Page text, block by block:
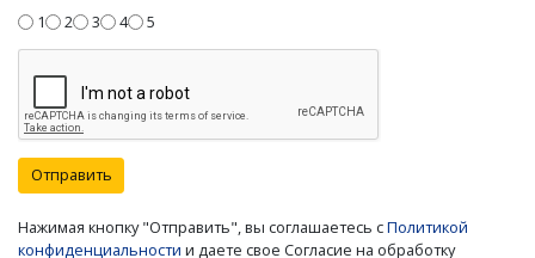
1 2 3 4 5
Отправить
Нажимая кнопку "Отправить", вы соглашаетесь сПолитикой
конфиденциальности и даете свое Согласие на обработку